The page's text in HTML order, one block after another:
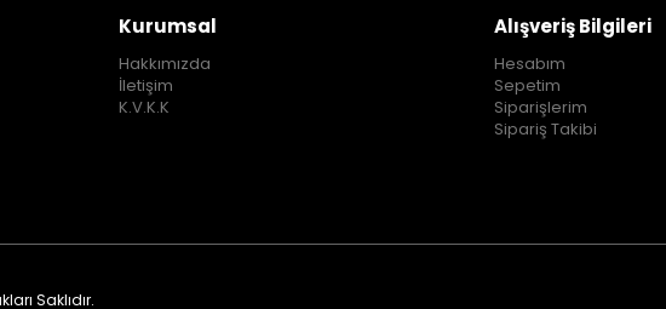
Kurumsal
Hakkımızda
İletişim
K.V.K.K
Alışveriş Bilgileri
Hesabım
Sepetim
Siparişlerim
Sipariş Takibi
Saklıdır.